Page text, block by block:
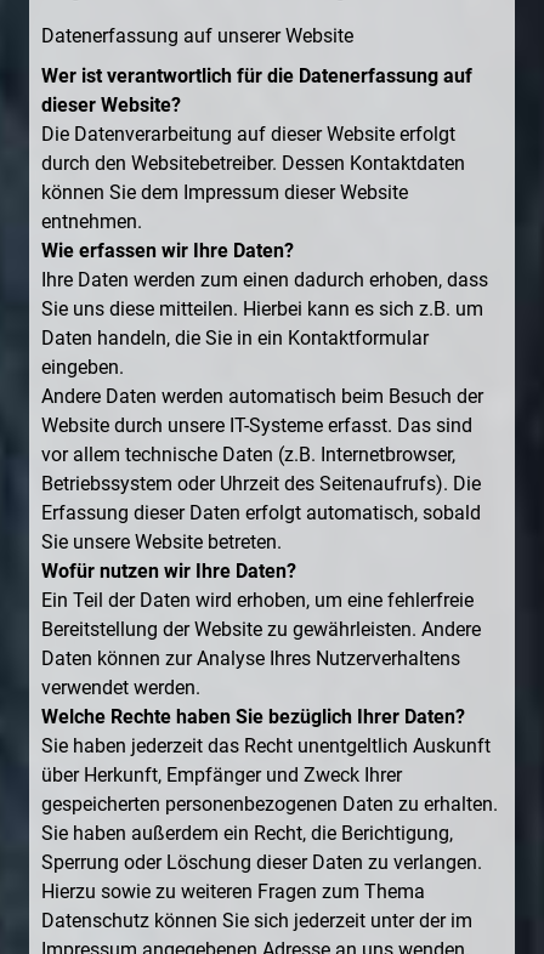
Datenerfassung auf unserer Website
Wer ist verantwortlich für die Datenerfassung auf
dieser Website?
Die Datenverarbeitung auf dieser Website erfolgt
durch den Websitebetreiber. Dessen Kontaktdaten
können Sie dem Impressum dieser Website
entnehmen.
Wie erfassen wir Ihre Daten?
Ihre Daten werden zum einen dadurch erhoben, dass
Sie uns diese mitteilen. Hierbei kann es sich z.B. um
Daten handeln, die Sie in ein Kontaktformular
eingeben.
Andere Daten werden automatisch beim Besuch der
Website durch unsere IT-Systeme erfasst. Das sind
vor allem technische Daten (z.B. Internetbrowser,
Betriebssystem oder Uhrzeit des Seitenaufrufs). Die
Erfassung dieser Daten erfolgt automatisch, sobald
Sie unsere Website betreten.
Wofür nutzen wir Ihre Daten?
Ein Teil der Daten wird erhoben, um eine fehlerfreie
Bereitstellung der Website zu gewährleisten. Andere
Daten können zur Analyse Ihres Nutzerverhaltens
verwendet werden.
Welche Rechte haben Sie bezüglich Ihrer Daten?
Sie haben jederzeit das Recht unentgeltlich Auskunft
über Herkunft, Empfänger und Zweck Ihrer
gespeicherten personenbezogenen Daten zu erhalten.
Sie haben außerdem ein Recht, die Berichtigung,
Sperrung oder Löschung dieser Daten zu verlangen.
Hierzu sowie zu weiteren Fragen zum Thema
Datenschutz können Sie sich jederzeit unter der im